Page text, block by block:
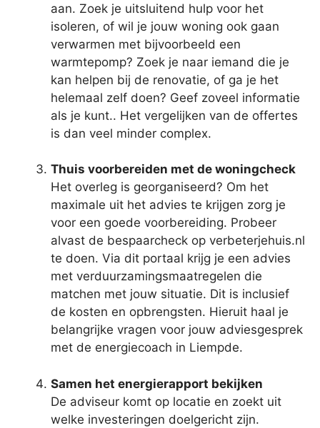
aan. Zoek je uitsluitend hulp voor het
isoleren, of wil je jouw woning ook gaan
verwarmen met bijvoorbeeld een
warmtepomp? Zoek je naar iemand die je
kan helpen bij de renovatie, of ga je het
helemaal zelf doen? Geef zoveel informatie
als je kunt.. Het vergelijken van de offertes
is dan veel minder complex.
Thuis voorbereiden met de woningcheck
Het overleg is georganiseerd? Om het
maximale uit het advies te krijgen zorg je
voor een goede voorbereiding. Probeer
alvast de bespaarcheck op verbeterjehuis.nl
te doen. Via dit portaal krijg je een advies
met verduurzamingsmaatregelen die
matchen met jouw situatie. Dit is inclusief
de kosten en opbrengsten. Hieruit haal je
belangrijke vragen voor jouw adviesgesprek
met de energiecoach in Liempde.
Samen het energierapport bekijken
De adviseur komt op locatie en zoekt uit
welke investeringen doelgericht zijn.